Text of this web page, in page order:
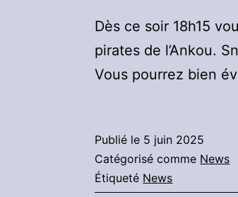
Dès ce soir 18h15
pirates de l’Ankou.
Vous pourrez bien
Publié le 5 juin 2025
Catégorisé comme News
Étiqueté News